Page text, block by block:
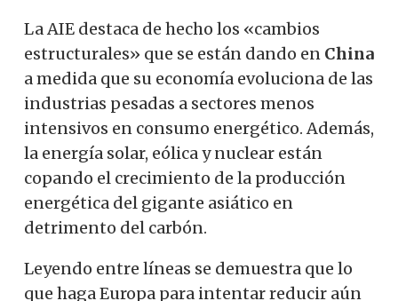
La AIE destaca de hecho los «cambios
estructurales» que se están dando en China
a medida que su economía evoluciona de las
industrias pesadas a sectores menos
intensivos en consumo energético. Además,
la energía solar, eólica y nuclear están
copando el crecimiento de la producción
energética del gigante asiático en
detrimento del carbón.
Leyendo entre líneas se demuestra que lo
que haga Europa para intentar reducir aún